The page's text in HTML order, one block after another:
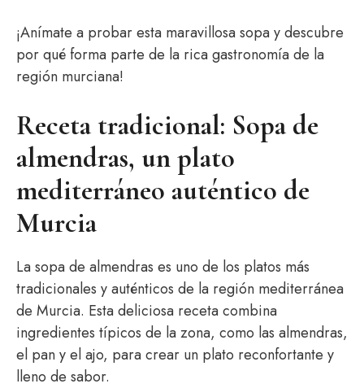
¡Anímate a probar esta maravillosa sopa y descubre
por qué forma parte de la rica gastronomía de la
región murciana!
Receta tradicional: Sopa de
almendras, un plato
mediterráneo auténtico de
Murcia
La sopa de almendras es uno de los platos más
tradicionales y auténticos de la región mediterránea
de Murcia. Esta deliciosa receta combina
ingredientes típicos de la zona, como las almendras,
el pan y el ajo, para crear un plato reconfortante y
lleno de sabor.